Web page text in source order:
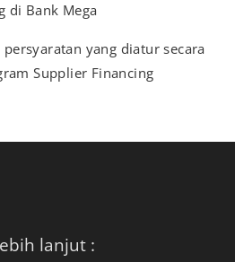
di Bank Mega
yang diatur secara
Supplier Financing
lanjut :